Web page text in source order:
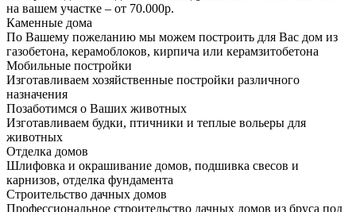
на вашем участке – от 70.000р.
Каменные дома
По Вашему пожеланию мы можем построить для Вас дом из
газобетона, керамоблоков, кирпича или керамзитобетона
Мобильные постройки
Изготавливаем хозяйственные постройки различного
назначения
Позаботимся о Ваших животных
Изготавливаем будки, птичники и теплые вольеры для
животных
Отделка домов
Шлифовка и окрашивание домов, подшивка свесов и
карнизов, отделка фундамента
Строительство дачных домов
Профессиональное строительство дачных домов из бруса под